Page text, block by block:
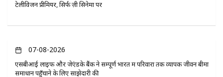
टेलीविजन प्रीमियर, सिर्फ ज़ी सिनेमा पर
07-08-2026
एसबीआई लाइफ और जेएंडके बैंक ने सम्पूर्ण भारत में परिवारों तक व्यापक जीवन बीमा
समाधान पहुँचाने के लिए साझेदारी की